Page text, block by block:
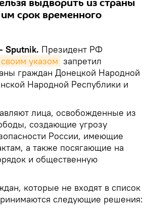
выдворить из страны
срок временного
Sputnik. Президент РФ
своим указом запретил
граждан Донецкой Народной
Народной Республики и
лица, освобожденные из
создающие угрозу
России, имеющие
а также посягающие на
и общественную
которые не входят в список
следующие решения: